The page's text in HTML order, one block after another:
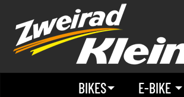
BIKES E-BIKE